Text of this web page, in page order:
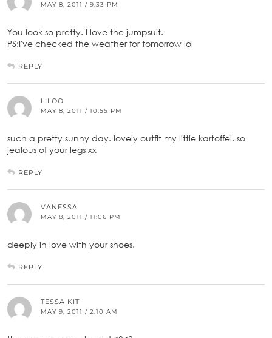
MAY 8, 2011 / 9:33 PM
You look so pretty. I love the jumpsuit.
PS:I've checked the weather for tomorrow lol
REPLY
LILOO
MAY 8, 2011 / 10:55 PM
such a pretty sunny day. lovely outfit my little kartoffel. so
jealous of your legs xx
REPLY
VANESSA
MAY 8, 2011 / 11:06 PM
deeply in love with your shoes.
REPLY
TESSA KIT
MAY 9, 2011 / 2:10 AM